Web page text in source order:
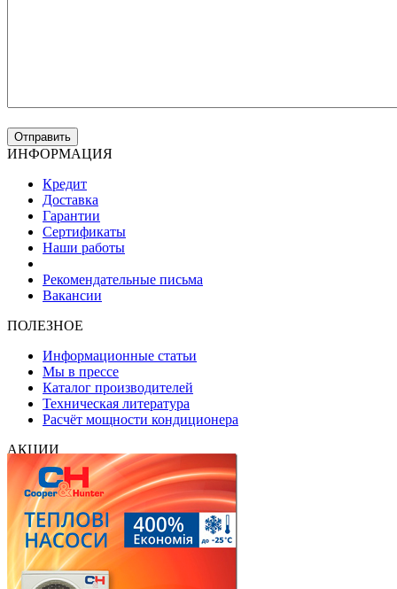
ИНФОРМАЦИЯ
Кредит
Доставка
Гарантии
Сертификаты
Наши работы
Рекомендательные письма
Вакансии
ПОЛЕЗНОЕ
Информационные статьи
Мы в прессе
Каталог производителей
Техническая литература
Расчёт мощности кондиционера
АКЦИИ